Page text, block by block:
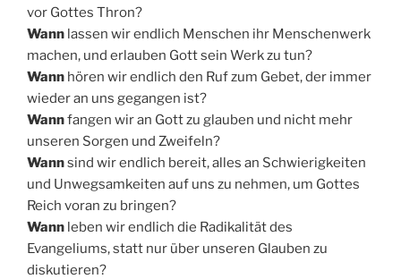
vor Gottes Thron?
Wann lassen wir endlich Menschen ihr Menschenwerk
machen, und erlauben Gott sein Werk zu tun?
Wann hören wir endlich den Ruf zum Gebet, der immer
wieder an uns gegangen ist?
Wannfangen wir an Gott zu glauben und nicht mehr
unseren Sorgen und Zweifeln?
Wannsind wir endlich bereit, alles an Schwierigkeiten
und Unwegsamkeiten auf uns zu nehmen, um Gottes
Reich voran zu bringen?
Wann leben wir endlich die Radikalität des
Evangeliums, statt nur über unseren Glauben zu
diskutieren?